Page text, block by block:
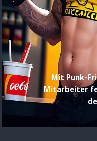
Mit Punk-
Mitarbeiter